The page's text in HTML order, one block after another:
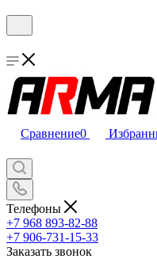
Сравнение0
Телефоны
+7 968 893-82-88
+7 906-731-15-33
Заказать звонок